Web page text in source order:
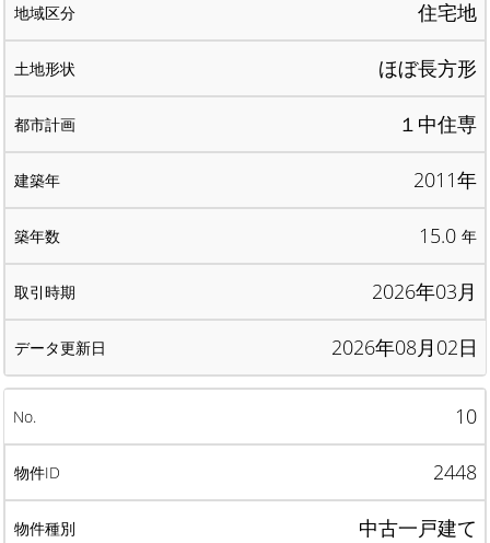
住宅地
ほぼ長方形
１中住専
2011年
15.0 年
2026年03月
2026年08月02日
10
2448
中古一戸建て